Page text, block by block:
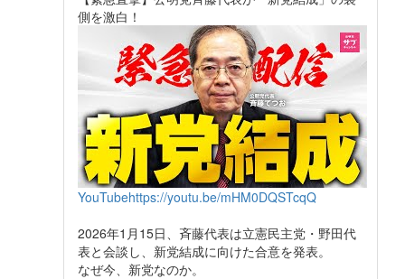
側を激白！
YouTubehttps://youtu.be/mHM0DQSTcqQ
2026年1月15日、斉藤代表は立憲民主党・野田代
表と会談し、新党結成に向けた合意を発表。
なぜ今、新党なのか。